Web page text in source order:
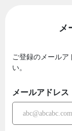
メ
ご登録のメールア
い。
メールアドレス